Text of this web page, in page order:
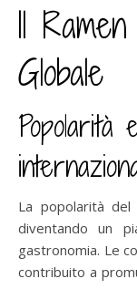
Il
Globale
Popolarità
La popolarità
diventando un
gastronomia. Le
contribuito a